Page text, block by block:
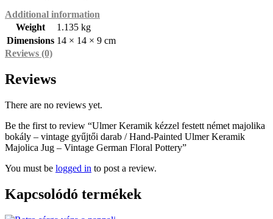
Additional information
Weight
1.135 kg
Dimensions 14 × 14 × 9 cm
Reviews (0)
Reviews
There are no reviews yet.
Be the first to review “Ulmer Keramik kézzel festett német majolika
bokály – vintage gyűjtői darab / Hand-Painted Ulmer Keramik
Majolica Jug – Vintage German Floral Pottery”
You must be logged in to post a review.
Kapcsolódó termékek